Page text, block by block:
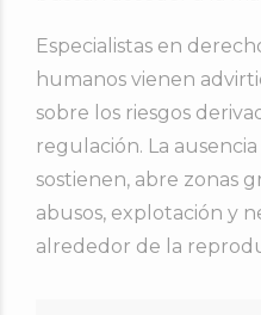
Especialistas en
humanos vienen
sobre los riesgos
regulación. La
sostienen, abre zonas
abusos, explotación y
alrededor de la